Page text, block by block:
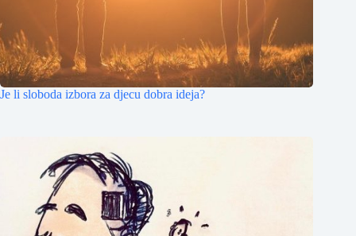
Je li sloboda izbora za djecu dobra ideja?